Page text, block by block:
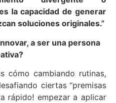
la capacidad de generar
soluciones originales.”
a ser una persona
cómo cambiando rutinas,
ciertas “premisas
rápido! empezar a aplicar